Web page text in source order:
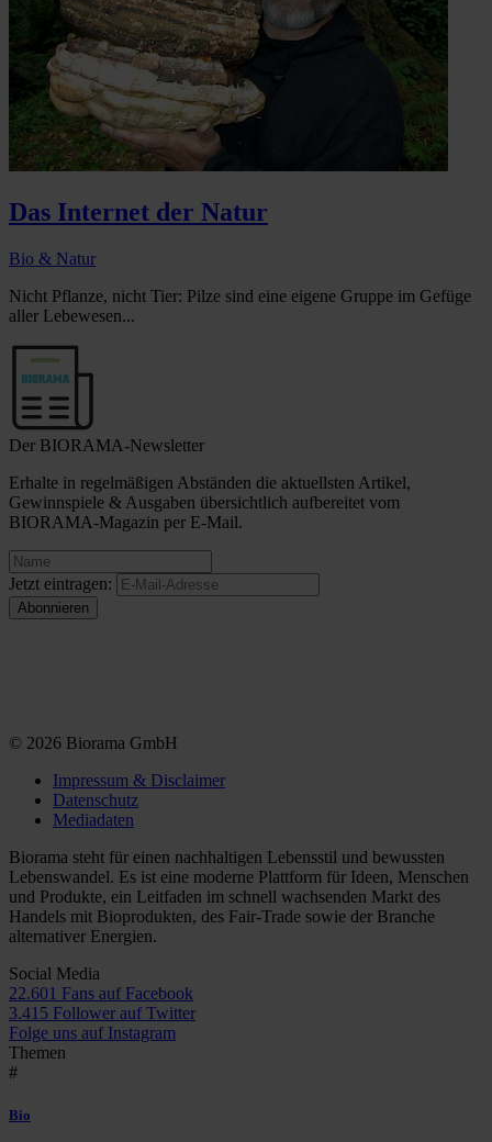
Das Internet der Natur
Bio & Natur
Nicht Pflanze, nicht Tier: Pilze sind eine eigene Gruppe im Gefüge
aller Lebewesen...
Der BIORAMA-Newsletter
Erhalte in regelmäßigen Abständen die aktuellsten Artikel,
Gewinnspiele & Ausgaben übersichtlich aufbereitet vom
BIORAMA-Magazin per E-Mail.
Jetzt eintragen:
© 2026 Biorama GmbH
Impressum & Disclaimer
Datenschutz
Mediadaten
Biorama steht für einen nachhaltigen Lebensstil und bewussten
Lebenswandel. Es ist eine moderne Plattform für Ideen, Menschen
und Produkte, ein Leitfaden im schnell wachsenden Markt des
Handels mit Bioprodukten, des Fair-Trade sowie der Branche
alternativer Energien.
Social Media
22.601 Fans auf Facebook
3.415 Follower auf Twitter
Folge uns auf Instagram
Themen
#
Bio